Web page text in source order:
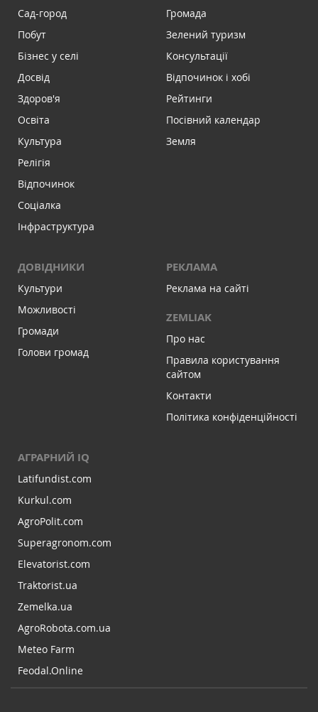
Сад-город
Побут
Бізнес у селі
Досвід
Здоров'я
Освіта
Культура
Релігія
Відпочинок
Соціалка
Інфраструктура
Громада
Зелений туризм
Консультації
Відпочинок і хобі
Рейтинги
Посівний календар
Земля
ДОВІДНИКИ
Культури
Можливості
Громади
Голови громад
РЕКЛАМА
Реклама на сайті
ZEMLIAK
Про нас
Правила користування
сайтом
Контакти
Політика конфіденційності
АГРАРНИЙ IQ
Latifundist.com
Kurkul.com
AgroPolit.com
Superagronom.com
Elevatorist.com
Traktorist.ua
Zemelka.ua
AgroRobota.com.ua
Meteo Farm
Feodal.Online